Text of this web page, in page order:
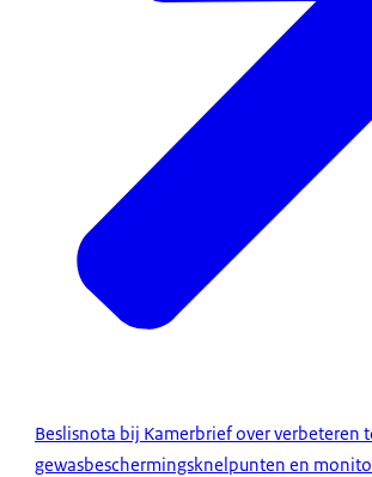
Beslisnota bij Kamerbrief over verbeteren
gewasbeschermingsknelpunten en